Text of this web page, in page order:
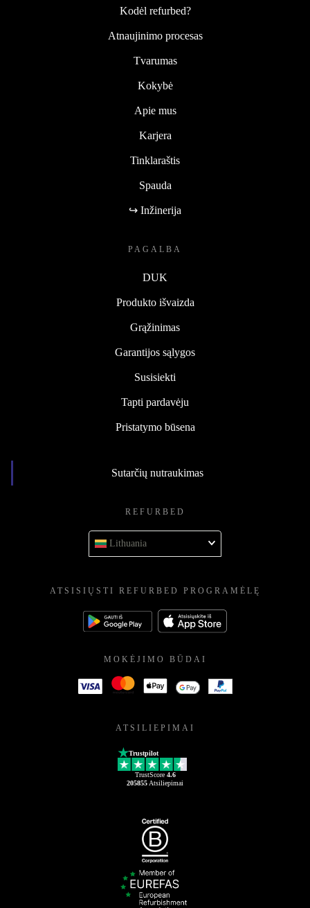
Kodėl refurbed?
Atnaujinimo procesas
Tvarumas
Kokybė
Apie mus
Karjera
Tinklaraštis
Spauda
↪ Inžinerija
PAGALBA
DUK
Produkto išvaizda
Grąžinimas
Garantijos sąlygos
Susisiekti
Tapti pardavėju
Pristatymo būsena
Sutarčių nutraukimas
REFURBED
Lithuania
ATSISIŲSTI REFURBED PROGRAMĖLĘ
MOKĖJIMO BŪDAI
ATSILIEPIMAI
Trustpilot
TrustScore 4.6
205855 Atsiliepimai